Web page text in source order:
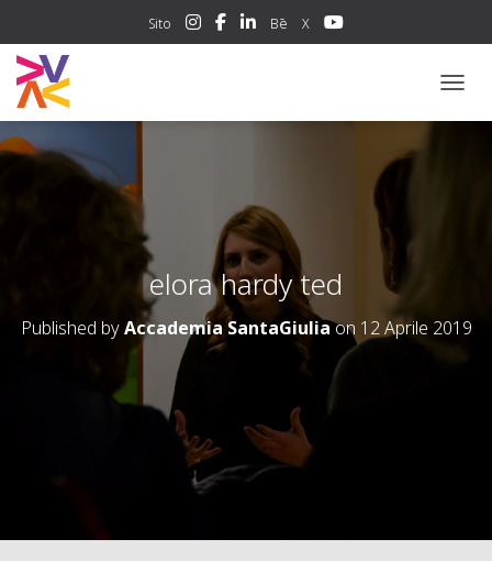
Sito Bē X
elora hardy ted
Published byAccademia SantaGiuliaon 12 Aprile 2019